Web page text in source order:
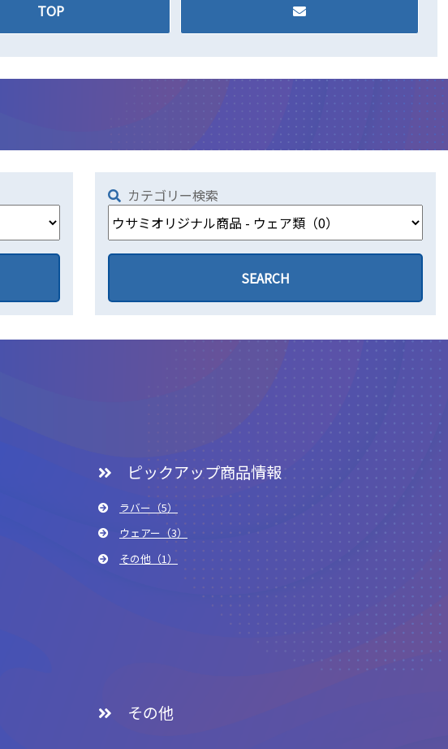
TOP
カテゴリー検索
ピックアップ商品情報
ラバー（5）
ウェアー（3）
その他（1）
その他